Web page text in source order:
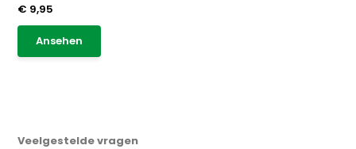
€ 9,95
Ansehen
Veelgestelde vragen